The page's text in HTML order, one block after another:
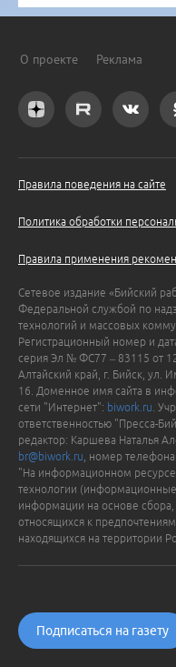
О проекте Реклама
Правила поведения на сайте
Политика обработки
Правила применения
Сетевое издание «Бийский
Федеральной службой по
технологий и массовых
Регистрационный номер и
серия Эл № ФС77 – 83115 от
Алтайский край, г. Бийск, ул.
16. Доменное имя сайта в
сети "Интернет": biwork.ru .
ответственностью "Пресса-
редактор: Каршева Наталья
br@biwork.ru , номер
"На информационном
технологии
информации на основе сбора,
относящихся к
находящихся на территории
Подписаться на газету